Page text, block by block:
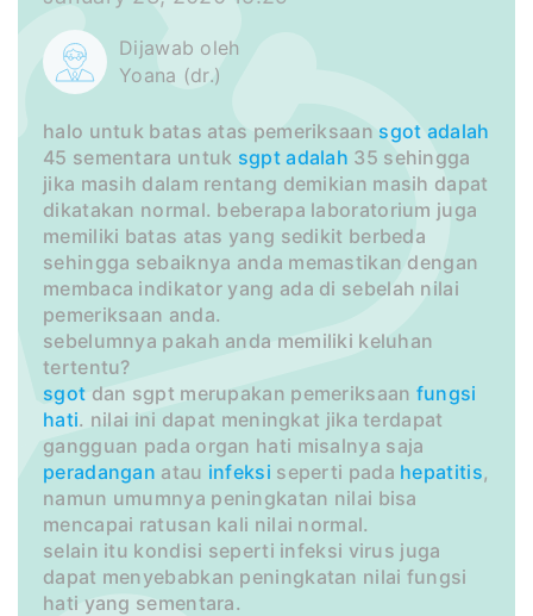
Dijawab oleh
Yoana (dr.)
halo untuk batas atas pemeriksaansgot adalah
45 sementara untuk sgpt adalah 35 sehingga
jika masih dalam rentang demikian masih dapat
dikatakan normal. beberapa laboratorium juga
memiliki batas atas yang sedikit berbeda
sehingga sebaiknya anda memastikan dengan
membaca indikator yang ada di sebelah nilai
pemeriksaan anda.
sebelumnya pakah anda memiliki keluhan
tertentu?
sgot dan sgpt merupakan pemeriksaan fungsi
hati. nilai ini dapat meningkat jika terdapat
gangguan pada organ hati misalnya saja
peradangan atau infeksi seperti pada hepatitis,
namun umumnya peningkatan nilai bisa
mencapai ratusan kali nilai normal.
selain itu kondisi seperti infeksi virus juga
dapat menyebabkan peningkatan nilai fungsi
hati yang sementara.